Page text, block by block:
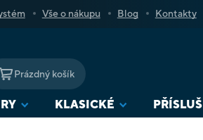
Vše o nákupu Blog Kontakty
NÁKUPNÍ
KOŠÍK
Prázdný košík
KLASICKÉ